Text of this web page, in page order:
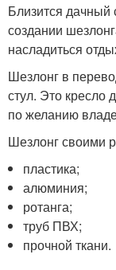
Близится дачный
создании
насладиться
Шезлонг в
стул. Это кресло
по желанию
Шезлонг своими
пластика;
алюминия;
ротанга;
труб ПВХ;
прочной ткани.